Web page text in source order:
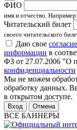
ФИО
имя и отчество.
Читательский билет
своего читательского
Даю свое
информации в
ФЗ от 27.07.2006 "О
конфиденциальности
Мы не можем
обработку данных.
в открытом доступе.
Отмена
ВСЕ БАННЕРЫ